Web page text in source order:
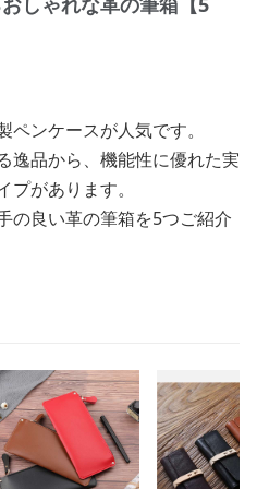
ンケースが人気です。
逸品から、機能性に優れた実
があります。
の良い革の筆箱を5つご紹介